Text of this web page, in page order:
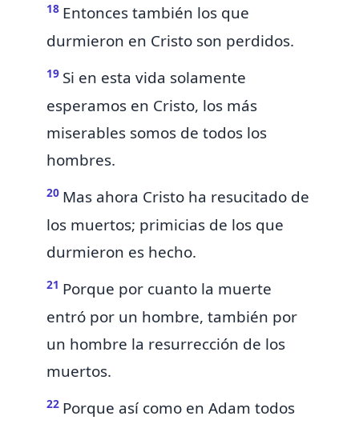
18 Entonces también los que
durmieron en Cristo son perdidos.
19 Si en esta vida solamente
esperamos en Cristo, los más
miserables somos de todos los
hombres.
20 Mas ahora Cristo ha resucitado de
los muertos; primicias de los que
durmieron es hecho.
21 Porque por cuanto la muerte
entró por un hombre, también por
un hombre la resurrección de los
muertos.
22 Porque así como en Adam todos